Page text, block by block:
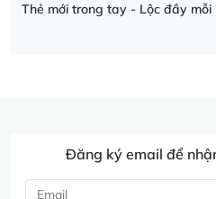
Thẻ mới trong tay - Lộc đầy mỗi
Đăng ký email để